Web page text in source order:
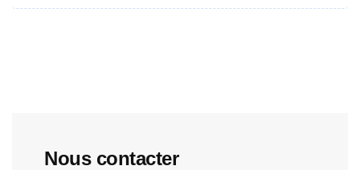
Nous contacter